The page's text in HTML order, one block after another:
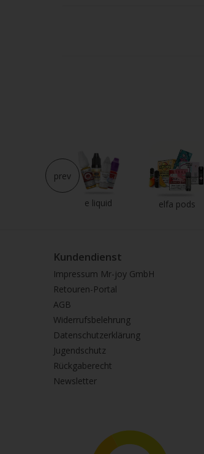
e liquid elfa pods
prev
Kundendienst
Impressum Mr-joy GmbH
Retouren-Portal
AGB
Widerrufsbelehrung
Datenschutzerklärung
Jugendschutz
Rückgaberecht
Newsletter